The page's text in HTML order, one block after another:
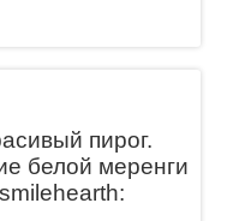
пирог.
белой меренги